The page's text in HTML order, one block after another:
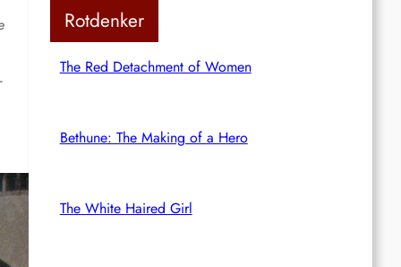
Rotdenker
The Red Detachment of Women
Bethune: The Making of a Hero
The White Haired Girl